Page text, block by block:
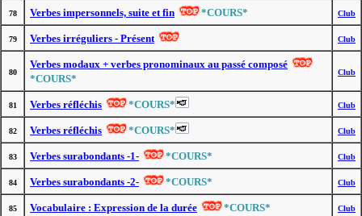
78 Verbes impersonnels, suite et fin *COURS* Club
79 Verbes irréguliers - Présent Club
80
Verbes modaux + verbes pronominaux au passé composé
*COURS*
Club
81 Verbes réfléchis *COURS* Club
82 Verbes réfléchis *COURS* Club
83 Verbes surabondants -1- *COURS* Club
84 Verbes surabondants -2- *COURS* Club
85 Vocabulaire : Expression de la durée *COURS* Club